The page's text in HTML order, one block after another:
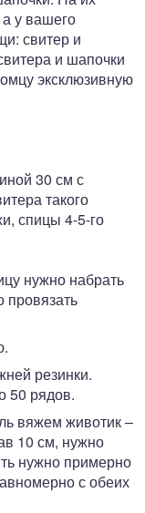
а у вашего
свитер и
и шапочки
эксклюзивную
30 см с
такого
спицы 4-5-го
нужно набрать
провязать
резинки.
50 рядов.
вяжем животик –
10 см, нужно
нужно примерно
с обеих